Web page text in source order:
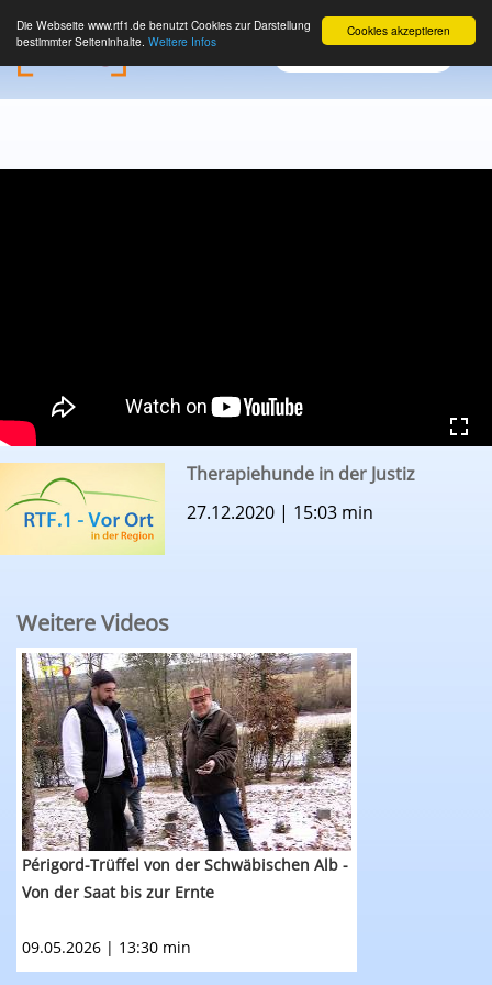
Cookies akzeptieren
Die Webseite www.rtf1.de benutzt Cookies zur Darstellung
bestimmter Seiteninhalte. Weitere Infos
Therapiehunde in der Justiz
27.12.2020 | 15:03 min
Weitere Videos
RTF.1 - Vor Ort: Périgord-Trüffel von der
Périgord-Trüffel von der Schwäbischen Alb -
Von der Saat bis zur Ernte
09.05.2026 | 13:30 min